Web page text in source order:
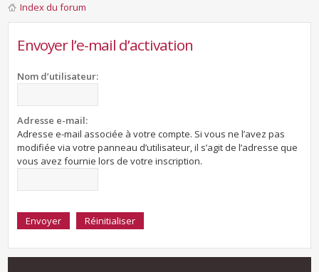
Index du forum
Envoyer l’e-mail d’activation
Nom d’utilisateur:
Adresse e-mail:
Adresse e-mail associée à votre compte. Si vous ne l’avez pas
modifiée via votre panneau d’utilisateur, il s’agit de l’adresse que
vous avez fournie lors de votre inscription.